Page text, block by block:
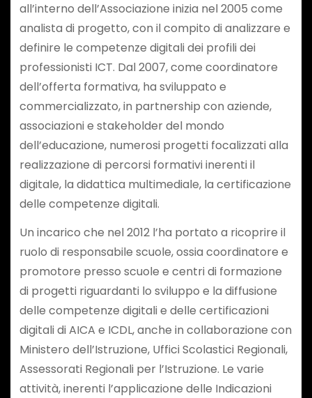
all’interno dell’Associazione inizia nel 2005 come
analista di progetto, con il compito di analizzare e
definire le competenze digitali dei profili dei
professionisti ICT. Dal 2007, come coordinatore
dell’offerta formativa, ha sviluppato e
commercializzato, in partnership con aziende,
associazioni e stakeholder del mondo
dell’educazione, numerosi progetti focalizzati alla
realizzazione di percorsi formativi inerenti il
digitale, la didattica multimediale, la certificazione
delle competenze digitali.
Un incarico che nel 2012 l’ha portato a ricoprire il
ruolo di responsabile scuole, ossia coordinatore e
promotore presso scuole e centri di formazione
di progetti riguardanti lo sviluppo e la diffusione
delle competenze digitali e delle certificazioni
digitali di AICA e ICDL, anche in collaborazione con
Ministero dell’Istruzione, Uffici Scolastici Regionali,
Assessorati Regionali per l’Istruzione. Le varie
attività, inerenti l’applicazione delle Indicazioni